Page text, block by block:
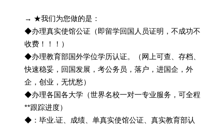
→ ★我们为您做的是：
◆办理真实使馆公证（即留学回国人员证明，不成功不
收费！！！）
◆办理教育部国外学位学历认证。（网上可查、存档、
快速稳妥，回国发展，考公务员，落户，进国企，外
企，创业，无忧愁）
◆办理各国各大学（世界名校一对一专业服务，可全程
**跟踪进度）
◆：毕业.证、成绩、单真实使馆公证、真实教育部认